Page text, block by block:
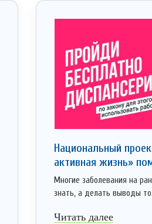
Национальный
активная жизнь»
Многие заболевания на
знать, а делать выводы
Читать далее